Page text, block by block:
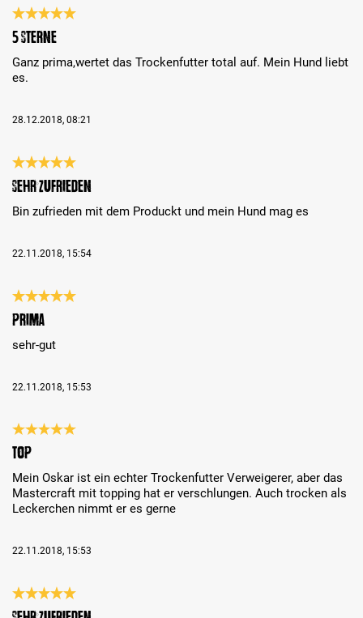
Review with rating of 5 out of 5 stars
5 sterne
Ganz prima,wertet das Trockenfutter total auf. Mein Hund liebt
es.
28.12.2018, 08:21
Review with rating of 5 out of 5 stars
sehr zufrieden
Bin zufrieden mit dem Produckt und mein Hund mag es
22.11.2018, 15:54
Review with rating of 5 out of 5 stars
prima
sehr-gut
22.11.2018, 15:53
Review with rating of 5 out of 5 stars
Top
Mein Oskar ist ein echter Trockenfutter Verweigerer, aber das
Mastercraft mit topping hat er verschlungen. Auch trocken als
Leckerchen nimmt er es gerne
22.11.2018, 15:53
Review with rating of 5 out of 5 stars